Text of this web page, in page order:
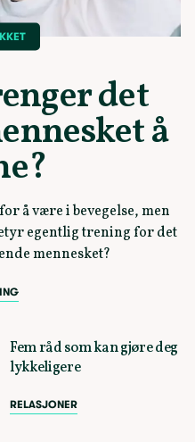
det
å
å være i bevegelse, men
egentlig trening for det
mennesket?
Fem råd som kan gjøre deg
lykkeligere
RELASJONER